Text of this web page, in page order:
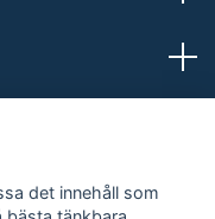
det innehåll som